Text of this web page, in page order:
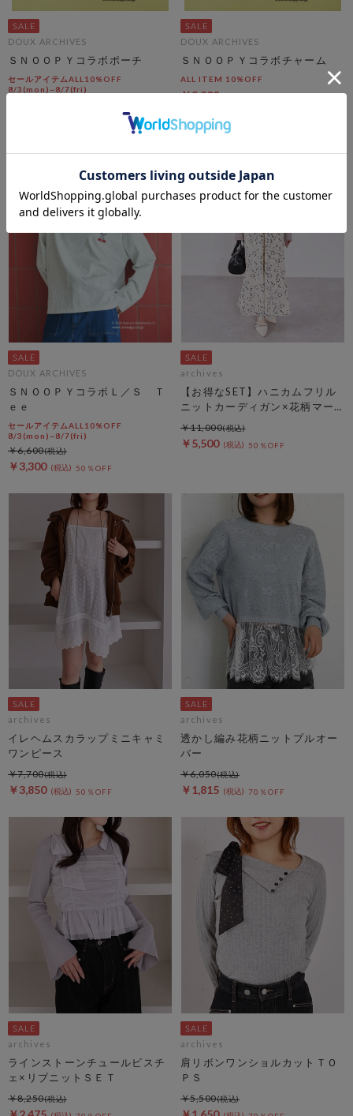
DOUX ARCHIVES
ＳＮＯＯＰＹコラボポーチ
セールアイテムALL10%OFF
8/3(mon)~8/7(fri)
DOUX ARCHIVES
ＳＮＯＯＰＹコラボチャーム
ALL ITEM 10%OFF
￥3,300
DOUX ARCHIVES
ＳＮＯＯＰＹコラボＬ／Ｓ Ｔ
ｅｅ
セールアイテムALL10%OFF
8/3(mon)~8/7(fri)
￥3,300 50％OFF
￥6,600
archives
【お得なSET】ハニカムフリル
ニットカーディガン×花柄マー
メイドキャミｏｐＳＥＴ
￥5,500 50％OFF
￥11,000
archives
イレヘムスカラップミニキャミ
ワンピース
￥3,850 50％OFF
￥7,700
archives
透かし編み花柄ニットプルオー
バー
￥1,815 70％OFF
￥6,050
archives
ラインストーンチュールビスチ
ェ×リブニットＳＥＴ
￥8,250
archives
肩リボンワンショルカットＴＯ
ＰＳ
￥5,500